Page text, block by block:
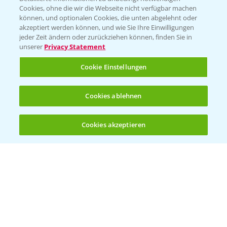
(noch 4)
Beratung auf WhatsApp
T.+49 (0)174 346 564 1
KONTAKT
Hilfe in Notfällen
+49 (0)214/30-20220
Cookies, ohne die wir die Webseite nicht verfügbar machen
können, und optionalen Cookies, die unten abgelehnt oder
akzeptiert werden können, und wie Sie Ihre Einwilligungen
jeder Zeit ändern oder zurückziehen können, finden Sie in
unserer Privacy Statement
Cookie Einstellungen
Cookies ablehnen
Cookies akzeptieren